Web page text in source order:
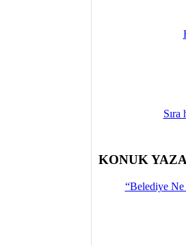
KONUK
“Belediye Ne